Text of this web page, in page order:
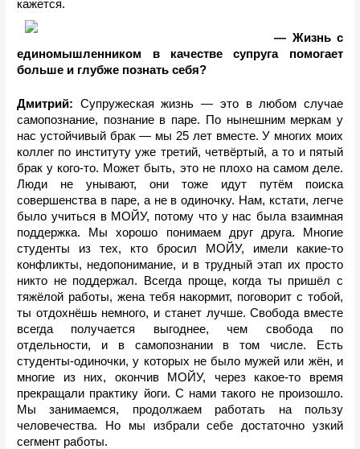
кажется.
— Жизнь с
единомышленником в качестве супруга помогает
больше и глубже познать себя?
Дмитрий: Супружеская жизнь — это в любом случае
самопознание, познание в паре. По нынешним меркам у
нас устойчивый брак — мы 25 лет вместе. У многих моих
коллег по институту уже третий, четвёртый, а то и пятый
брак у кого-то. Может быть, это не плохо на самом деле.
Люди не унывают, они тоже идут путём поиска
совершенства в паре, а не в одиночку. Нам, кстати, легче
было учиться в МОЙУ, потому что у нас была взаимная
поддержка. Мы хорошо понимаем друг друга. Многие
студенты из тех, кто бросил МОЙУ, имели какие-то
конфликты, недопонимание, и в трудный этап их просто
никто не поддержал. Всегда проще, когда ты пришёл с
тяжёлой работы, жена тебя накормит, поговорит с тобой,
ты отдохнёшь немного, и станет лучше. Свобода вместе
всегда получается выгоднее, чем свобода по
отдельности, и в самопознании в том числе. Есть
студенты-одиночки, у которых не было мужей или жён, и
многие из них, окончив МОЙУ, через какое-то время
прекращали практику йоги. С нами такого не произошло.
Мы занимаемся, продолжаем работать на пользу
человечества. Но мы избрали себе достаточно узкий
сегмент работы.